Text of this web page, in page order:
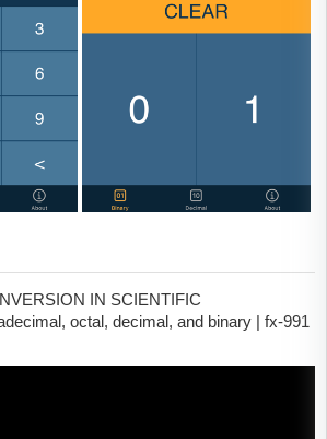
IN SCIENTIFIC
octal, decimal, and binary | fx-991